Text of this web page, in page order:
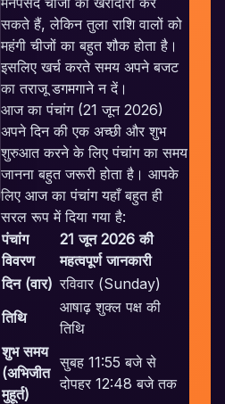
सकते हैं, लेकिन तुला राशि वालों को
महंगी चीजों का बहुत शौक होता है।
इसलिए खर्च करते समय अपने बजट
का तराजू डगमगाने न दें।
आज का पंचांग (21 जून 2026)
अपने दिन की एक अच्छी और शुभ
शुरुआत करने के लिए पंचांग का समय
जानना बहुत जरूरी होता है। आपके
लिए आज का पंचांग यहाँ बहुत ही
सरल रूप में दिया गया है:
पंचांग
विवरण
21 जून 2026 की
महत्वपूर्ण जानकारी
दिन (वार) रविवार (Sunday)
तिथि
आषाढ़ शुक्ल पक्ष की
तिथि
शुभ समय
(अभिजीत
मुहूर्त)
सुबह 11:55 बजे से
दोपहर 12:48 बजे तक